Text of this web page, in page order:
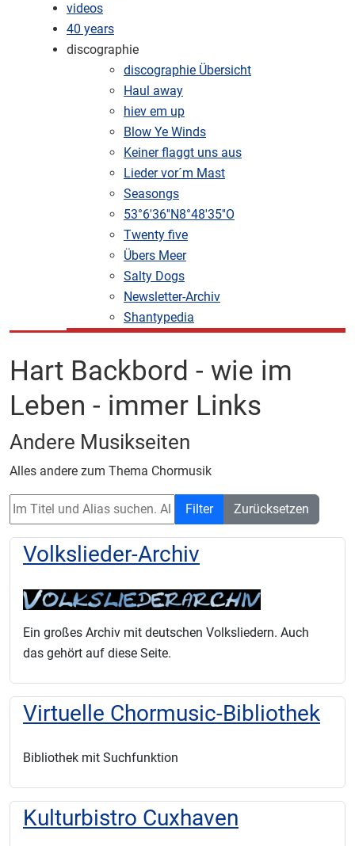
videos
40 years
discographie
discographie Übersicht
Haul away
hiev em up
Blow Ye Winds
Keiner flaggt uns aus
Lieder vor´m Mast
Seasongs
53°6'36''N8°48'35''O
Twenty five
Übers Meer
Salty Dogs
Newsletter-Archiv
Shantypedia
Hart Backbord - wie im
Leben - immer Links
Andere Musikseiten
Alles andere zum Thema Chormusik
Im Titel und Alias suchen. Als Präfix „ID:“ verwenden, um
Filter Zurücksetzen
Volkslieder-Archiv
Ein großes Archiv mit deutschen Volksliedern. Auch
das gehört auf diese Seite.
Virtuelle Chormusic-Bibliothek
Bibliothek mit Suchfunktion
Kulturbistro Cuxhaven